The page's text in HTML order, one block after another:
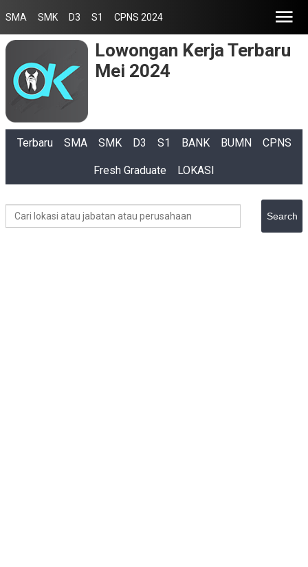
SMA SMK D3 S1 CPNS 2024
Lowongan Kerja Terbaru
Mei 2024
Terbaru SMA SMK D3 S1 BANK BUMN CPNS
Fresh Graduate LOKASI